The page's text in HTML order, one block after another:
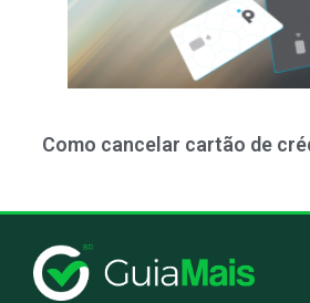
Como cancelar cartão de